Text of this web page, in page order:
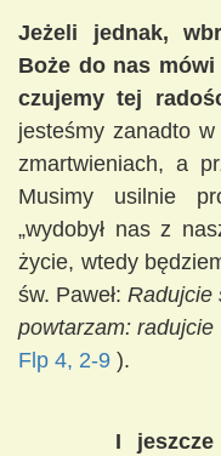
Jeżeli jednak,
Boże do nas
czujemy tej
jesteśmy zanadto
zmartwieniach, a
Musimy usilnie
„wydobył nas z
życie, wtedy
św. Paweł: Radujcie
powtarzam: radujcie
Flp 4, 2-9 ).
I